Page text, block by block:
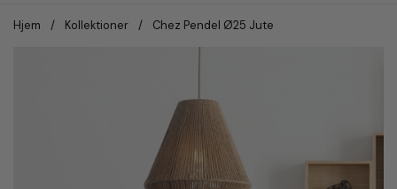
Hjem / Kollektioner / Chez Pendel Ø25 Jute